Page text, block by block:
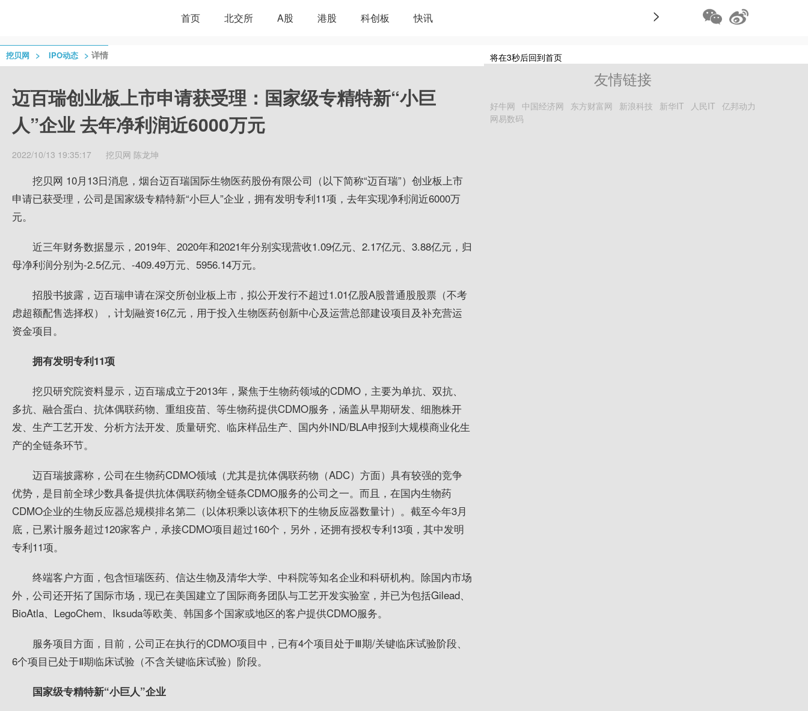
首页 北交所 A股 港股 科创板 快讯 >
挖贝网 > IPO动态 > 详情
迈百瑞创业板上市申请获受理：国家级专精特新“小巨
人”企业 去年净利润近6000万元
2022/10/13 19:35:17 挖贝网 陈龙坤
挖贝网 10月13日消息，烟台迈百瑞国际生物医药股份有限公司（以下简称“迈百瑞”）创业板上市
申请已获受理，公司是国家级专精特新“小巨人”企业，拥有发明专利11项，去年实现净利润近6000万
元。
近三年财务数据显示，2019年、2020年和2021年分别实现营收1.09亿元、2.17亿元、3.88亿元，归
母净利润分别为-2.5亿元、-409.49万元、5956.14万元。
招股书披露，迈百瑞申请在深交所创业板上市，拟公开发行不超过1.01亿股A股普通股股票（不考
虑超额配售选择权），计划融资16亿元，用于投入生物医药创新中心及运营总部建设项目及补充营运
资金项目。
拥有发明专利11项
挖贝研究院资料显示，迈百瑞成立于2013年，聚焦于生物药领域的CDMO，主要为单抗、双抗、
多抗、融合蛋白、抗体偶联药物、重组疫苗、等生物药提供CDMO服务，涵盖从早期研发、细胞株开
发、生产工艺开发、分析方法开发、质量研究、临床样品生产、国内外IND/BLA申报到大规模商业化生
产的全链条环节。
迈百瑞披露称，公司在生物药CDMO领域（尤其是抗体偶联药物（ADC）方面）具有较强的竞争
优势，是目前全球少数具备提供抗体偶联药物全链条CDMO服务的公司之一。而且，在国内生物药
CDMO企业的生物反应器总规模排名第二（以体积乘以该体积下的生物反应器数量计）。截至今年3月
底，已累计服务超过120家客户，承接CDMO项目超过160个，另外，还拥有授权专利13项，其中发明
专利11项。
终端客户方面，包含恒瑞医药、信达生物及清华大学、中科院等知名企业和科研机构。除国内市场
外，公司还开拓了国际市场，现已在美国建立了国际商务团队与工艺开发实验室，并已为包括Gilead、
BioAtla、LegoChem、Iksuda等欧美、韩国多个国家或地区的客户提供CDMO服务。
服务项目方面，目前，公司正在执行的CDMO项目中，已有4个项目处于Ⅲ期/关键临床试验阶段、
6个项目已处于Ⅱ期临床试验（不含关键临床试验）阶段。
国家级专精特新“小巨人”企业
将在3秒后回到首页
友情链接
好牛网 中国经济网 东方财富网 新浪科技 新华IT 人民IT 亿邦动力
网易数码